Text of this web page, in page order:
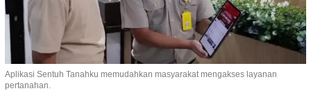
Aplikasi Sentuh Tanahku memudahkan masyarakat mengakses layanan
pertanahan.